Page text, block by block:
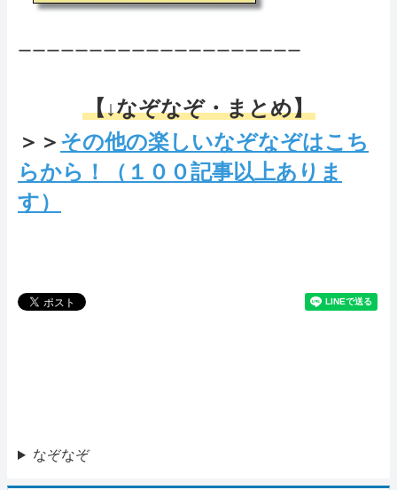
ーーーーーーーーーーーーーーーーーーーー
【↓なぞなぞ・まとめ】
＞＞ その他の楽しいなぞなぞはこち
らから！（１００記事以上ありま
す）
なぞなぞ